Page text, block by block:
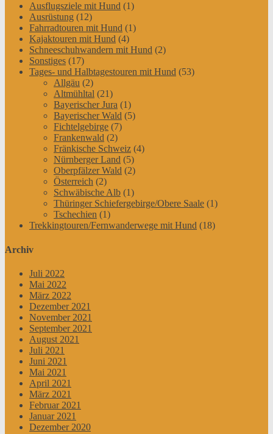
Ausflugsziele mit Hund (1)
Ausrüstung (12)
Fahrradtouren mit Hund (1)
Kajaktouren mit Hund (4)
Schneeschuhwandern mit Hund (2)
Sonstiges (17)
Tages- und Halbtagestouren mit Hund (53)
Allgäu (2)
Altmühltal (21)
Bayerischer Jura (1)
Bayerischer Wald (5)
Fichtelgebirge (7)
Frankenwald (2)
Fränkische Schweiz (4)
Nürnberger Land (5)
Oberpfälzer Wald (2)
Österreich (2)
Schwäbische Alb (1)
Thüringer Schiefergebirge/Obere Saale (1)
Tschechien (1)
Trekkingtouren/Fernwanderwege mit Hund (18)
Archiv
Juli 2022
Mai 2022
März 2022
Dezember 2021
November 2021
September 2021
August 2021
Juli 2021
Juni 2021
Mai 2021
April 2021
März 2021
Februar 2021
Januar 2021
Dezember 2020